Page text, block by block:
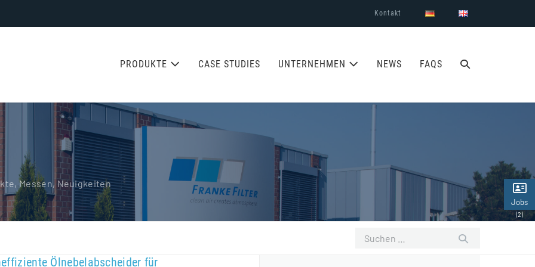
Kontakt
PRODUKTE CASE STUDIES UNTERNEHMEN NEWS FAQS
SUCHE-
Messen, Neuigkeiten
Suchen
Ölnebelabscheider für
Jobs
(2)